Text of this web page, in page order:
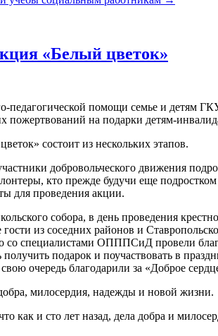
«Белый цветок»
педагогической помощи семье и
пожертвований на подарки детям-
состоит из нескольких этапов.
добровольческого движения
кто прежде будучи еще
для проведения акции.
собора, в день проведения
из соседних районов и
специалистами ОПППСиД провели
подарок и поучаствовать в
очередь благодарили за «Доброе
милосердия, надежды и новой жизни.
как и сто лет назад, дела добра и